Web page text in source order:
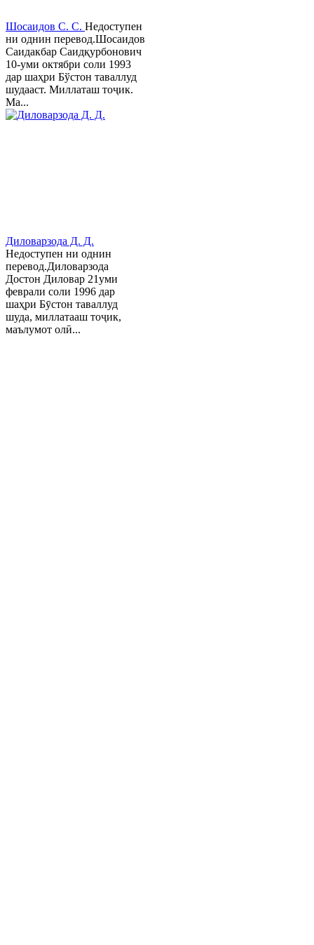
Шосаидов С. С. Недоступен
ни однин перевод.Шосаидов
Саидакбар Саидқурбонович
10-уми октябри соли 1993
дар шаҳри Бўстон таваллуд
шудааст. Миллаташ тоҷик.
Ма...
Диловарзода Д. Д.
Недоступен ни однин
перевод.Диловарзода
Достон Диловар 21уми
феврали соли 1996 дар
шаҳри Бӯстон таваллуд
шуда, миллатааш тоҷик,
маълумот олӣ...